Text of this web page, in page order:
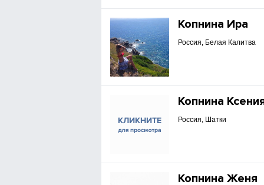
Копнина Ира
Россия, Белая Калитва
Копнина
Россия, Шатки
Копнина Женя